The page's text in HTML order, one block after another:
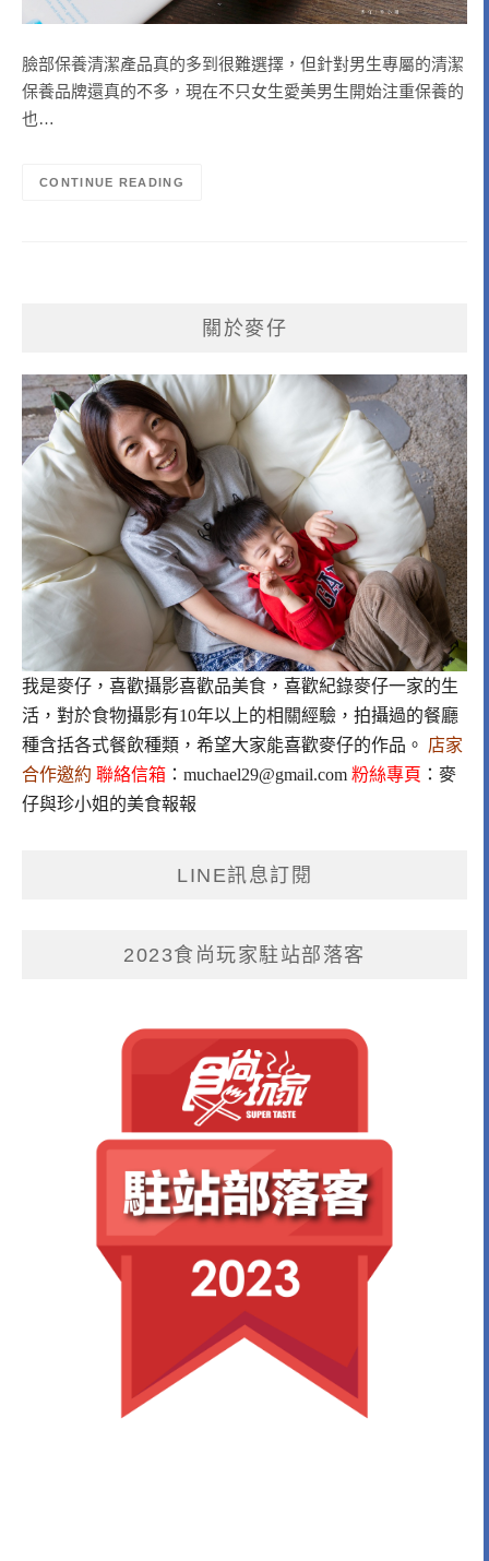
臉部保養清潔產品真的多到很難選擇，但針對男生專屬的清潔
保養品牌還真的不多，現在不只女生愛美男生開始注重保養的
也…
CONTINUE READING
關於麥仔
我是麥仔，喜歡攝影喜歡品美食，喜歡紀錄麥仔一家的生
活，對於食物攝影有10年以上的相關經驗，拍攝過的餐廳
種含括各式餐飲種類，希望大家能喜歡麥仔的作品。 店家
合作邀約 聯絡信箱 ： muchael29@gmail.com 粉絲專頁 ： 麥
仔與珍小姐的美食報報
LINE訊息訂閱
2023食尚玩家駐站部落客